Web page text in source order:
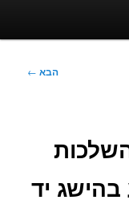
הבא ←
השלכות
בהישג יד